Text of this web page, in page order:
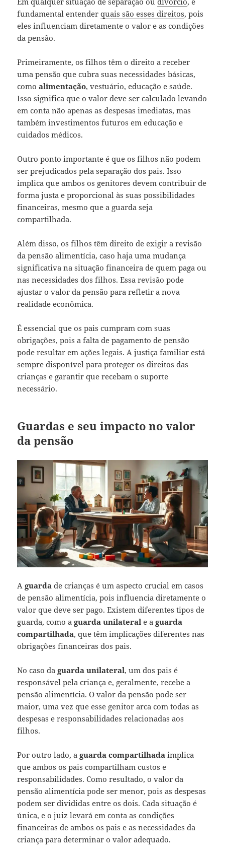
fundamental entenderquais são esses direitos, pois
eles influenciam diretamente o valor e as condições
da pensão.
Primeiramente, os filhos têm o direito a receber
uma pensão que cubra suas necessidades básicas,
comoalimentação, vestuário, educação e saúde.
Isso significa que o valor deve ser calculado levando
em conta não apenas as despesas imediatas, mas
também investimentos futuros em educação e
cuidados médicos.
Outro ponto importante é que os filhos não podem
ser prejudicados pela separação dos pais. Isso
implica que ambos os genitores devem contribuir de
forma justa e proporcional às suas possibilidades
financeiras, mesmo que a guarda seja
compartilhada.
Além disso, os filhos têm direito de exigir a revisão
da pensão alimentícia, caso haja uma mudança
significativa na situação financeira de quem paga ou
nas necessidades dos filhos. Essa revisão pode
ajustar o valor da pensão para refletir a nova
realidade econômica.
É essencial que os pais cumpram com suas
obrigações, pois a falta de pagamento de pensão
pode resultar em ações legais. A justiça familiar está
sempre disponível para proteger os direitos das
crianças e garantir que recebam o suporte
necessário.
Guardas e seu impacto no valor
da pensão
Aguarda de crianças é um aspecto crucial em casos
de pensão alimentícia, pois influencia diretamente o
valor que deve ser pago. Existem diferentes tipos de
guarda, como aguarda unilateral e aguarda
compartilhada, que têm implicações diferentes nas
obrigações financeiras dos pais.
No caso daguarda unilateral, um dos pais é
responsável pela criança e, geralmente, recebe a
pensão alimentícia. O valor da pensão pode ser
maior, uma vez que esse genitor arca com todas as
despesas e responsabilidades relacionadas aos
filhos.
Por outro lado, aguarda compartilhada implica
que ambos os pais compartilham custos e
responsabilidades. Como resultado, o valor da
pensão alimentícia pode ser menor, pois as despesas
podem ser divididas entre os dois. Cada situação é
única, e o juiz levará em conta as condições
financeiras de ambos os pais e as necessidades da
criança para determinar o valor adequado.